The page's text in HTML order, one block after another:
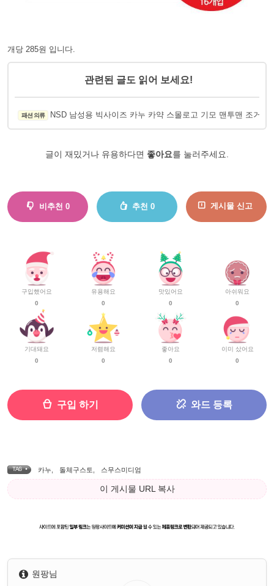
개당 285원 입니다.
관련된 글도 읽어 보세요!
패션 의류 NSD 남성용 빅사이즈 카누 카약 스몰로고 기모 맨투맨 조거트
글이 재밌거나 유용하다면 좋아요를 눌러주세요.
비추천 0 추천 0 게시물 신고
구입했어요
0
기대돼요
0
유용해요
0
저렴해요
0
맛있어요
0
좋아요
0
아쉬워요
0
이미 샀어요
0
구입 하기 와드 등록
TAG • 카누 돌체구스토 스무스미디엄
이 게시물 URL 복사
원팡님